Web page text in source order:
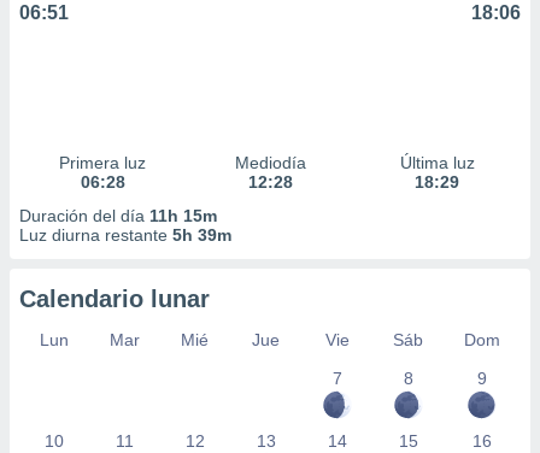
06:51 18:06
Primera luz
06:28
Mediodía
12:28
Última luz
18:29
Duración del día 11h 15m
Luz diurna restante 5h 39m
Calendario lunar
Lun Mar Mié Jue Vie Sáb
Dom
7
8 9
10 11 12 13 14 15 16